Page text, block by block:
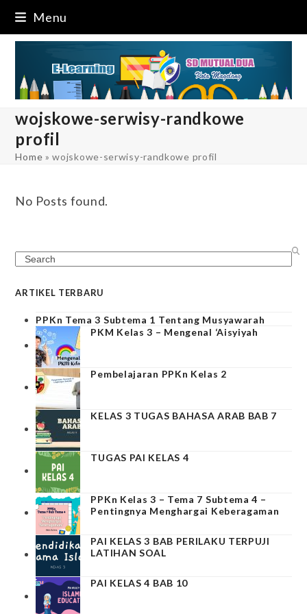
content
Menu
wojskowe-serwisy-randkowe
profil
Home »wojskowe-serwisy-randkowe profil
No Posts found.
Search
ARTIKEL TERBARU
PPKn Tema 3 Subtema 1 Tentang Musyawarah
PKM Kelas 3 – Mengenal ‘Aisyiyah
Pembelajaran PPKn Kelas 2
KELAS 3 TUGAS BAHASA ARAB BAB 7
TUGAS PAI KELAS 4
PPKn Kelas 3 – Tema 7 Subtema 4 –
Pentingnya Menghargai Keberagaman
PAI KELAS 3 BAB PERILAKU TERPUJI
LATIHAN SOAL
PAI KELAS 4 BAB 10